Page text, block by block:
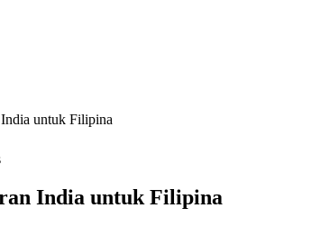
untuk Filipina
India untuk Filipina